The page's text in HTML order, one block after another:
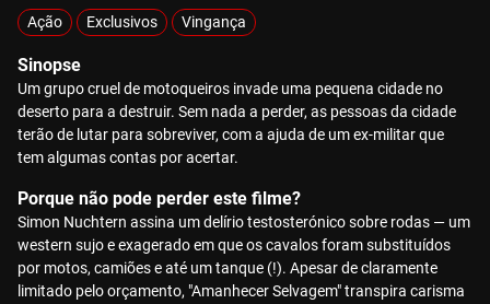
Ação Exclusivos Vingança
Sinopse
Um grupo cruel de motoqueiros invade uma pequena cidade no
deserto para a destruir. Sem nada a perder, as pessoas da cidade
terão de lutar para sobreviver, com a ajuda de um ex-militar que
tem algumas contas por acertar.
Porque não pode perder este filme?
Simon Nuchtern assina um delírio testosterónico sobre rodas — um
western sujo e exagerado em que os cavalos foram substituídos
por motos, camiões e até um tanque (!). Apesar de claramente
limitado pelo orçamento, "Amanhecer Selvagem" transpira carisma